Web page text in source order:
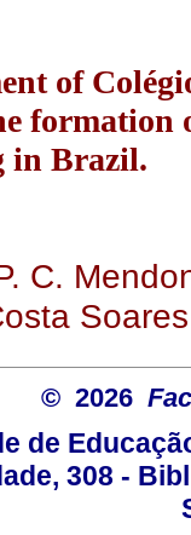
of
formation
in Brazil.
C.
© 2026
de
308 -